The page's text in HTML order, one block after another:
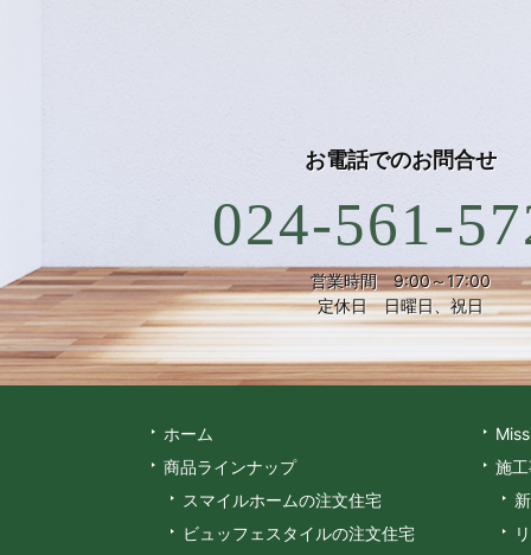
お電話でのお問合せ
024-561-
営業時間 9:00～17:00
定休日 日曜日、祝日
ホーム
商品ラインナップ
スマイルホームの注文住宅
ビュッフェスタイルの注文住宅
施